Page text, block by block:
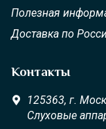
Полезная
Доставка по
Контакты
125363, г.
Слуховые